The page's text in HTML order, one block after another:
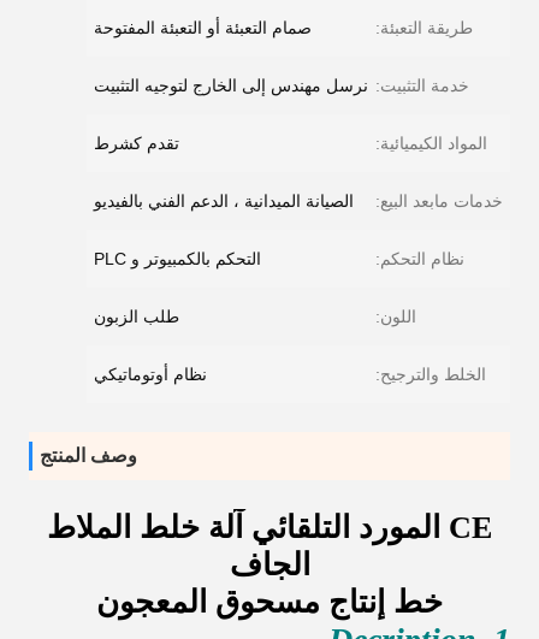
طريقة التعبئة: صمام التعبئة أو التعبئة المفتوحة
خدمة التثبيت: نرسل مهندس إلى الخارج لتوجيه التثبيت
المواد الكيميائية: تقدم كشرط
خدمات مابعد البيع: الصيانة الميدانية ، الدعم الفني بالفيديو
نظام التحكم: التحكم بالكمبيوتر و PLC
اللون: طلب الزبون
الخلط والترجيح: نظام أوتوماتيكي
وصف المنتج
CE المورد التلقائي آلة خلط الملاط
الجاف
خط إنتاج مسحوق المعجون